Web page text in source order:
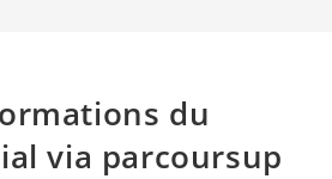
du
via parcoursup